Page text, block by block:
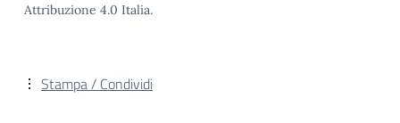
Attribuzione 4.0 Italia.
Stampa / Condividi